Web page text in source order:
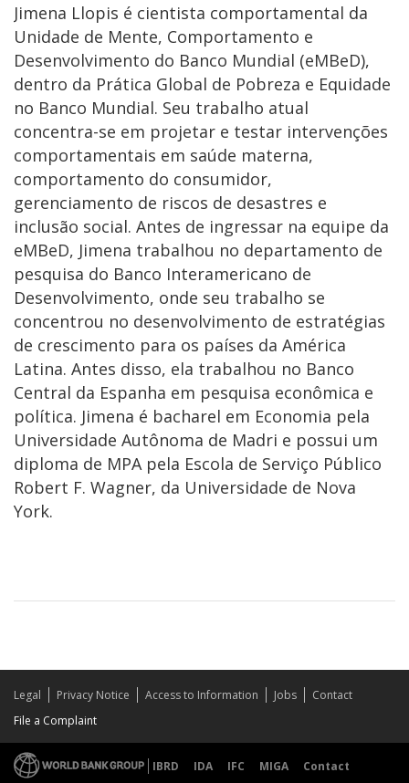
Jimena Llopis é cientista comportamental da
Unidade de Mente, Comportamento e
Desenvolvimento do Banco Mundial (eMBeD),
dentro da Prática Global de Pobreza e Equidade
no Banco Mundial. Seu trabalho atual
concentra-se em projetar e testar intervenções
comportamentais em saúde materna,
comportamento do consumidor,
gerenciamento de riscos de desastres e
inclusão social. Antes de ingressar na equipe da
eMBeD, Jimena trabalhou no departamento de
pesquisa do Banco Interamericano de
Desenvolvimento, onde seu trabalho se
concentrou no desenvolvimento de estratégias
de crescimento para os países da América
Latina. Antes disso, ela trabalhou no Banco
Central da Espanha em pesquisa econômica e
política. Jimena é bacharel em Economia pela
Universidade Autônoma de Madri e possui um
diploma de MPA pela Escola de Serviço Público
Robert F. Wagner, da Universidade de Nova
York.
Legal Privacy Notice Access to Information Jobs
Contact
File a Complaint
IBRD IDA IFC MIGA Contact